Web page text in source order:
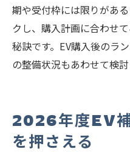
期や受付枠には限りがあ
クし、購入計画に合わせ
秘訣です。EV購入後のラ
の整備状況もあわせて検討
2026年度EV
を押さえる